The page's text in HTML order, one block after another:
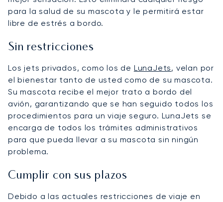
para la salud de su mascota y le permitirá estar
libre de estrés a bordo.
Sin restricciones
Los jets privados, como los de LunaJets, velan por
el bienestar tanto de usted como de su mascota.
Su mascota recibe el mejor trato a bordo del
avión, garantizando que se han seguido todos los
procedimientos para un viaje seguro. LunaJets se
encarga de todos los trámites administrativos
para que pueda llevar a su mascota sin ningún
problema.
Cumplir con sus plazos
Debido a las actuales restricciones de viaje en